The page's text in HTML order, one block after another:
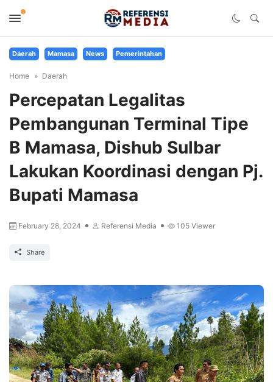
Daerah Mamasa News Pemerintahan
Home Daerah
Percepatan Legalitas
Pembangunan Terminal Tipe
B Mamasa, Dishub Sulbar
Lakukan Koordinasi dengan Pj.
Bupati Mamasa
February 28, 2024 Referensi Media 105 Viewer
Share